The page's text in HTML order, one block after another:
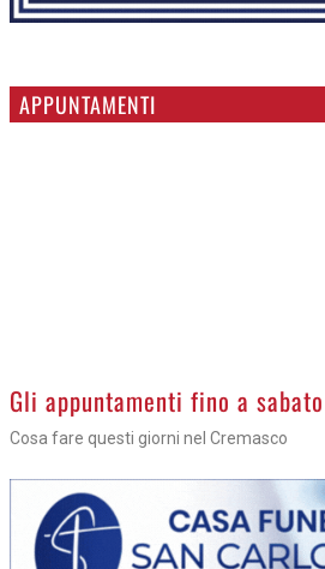
APPUNTAMENTI
Gli appuntamenti fino a sabato
Cosa fare questi giorni nel Cremasco